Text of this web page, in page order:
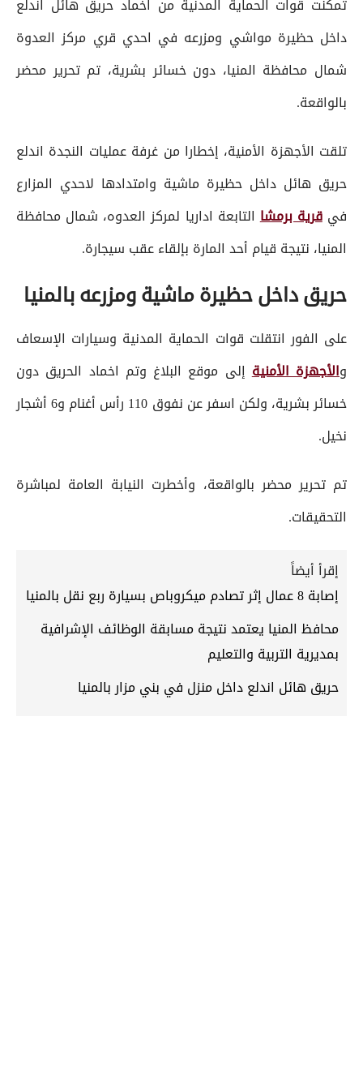
تمكنت قوات الحماية المدنية من اخماد حريق هائل اندلع
داخل حظيرة مواشي ومزرعه في احدي قري مركز العدوة
شمال محافظة المنيا، دون خسائر بشرية، تم تحرير محضر
بالواقعة.
تلقت الأجهزة الأمنية، إخطارا من غرفة عمليات النجدة اندلع
حريق هائل داخل حظيرة ماشية وامتدادها لاحدي المزارع
فيقرية برمشاالتابعة اداريا لمركز العدوه، شمال محافظة
المنيا، نتيجة قيام أحد المارة بإلقاء عقب سيجارة.
حريق داخل حظيرة ماشية ومزرعه بالمنيا
على الفور انتقلت قوات الحماية المدنية وسيارات الإسعاف
والأجهزة الأمنيةإلى موقع البلاغ وتم اخماد الحريق دون
خسائر بشرية، ولكن اسفر عن نفوق 110 رأس أغنام و6 أشجار
نخيل.
تم تحرير محضر بالواقعة، وأخطرت النيابة العامة لمباشرة
التحقيقات.
إقرأ أيضاً
إصابة 8 عمال إثر تصادم ميكروباص بسيارة ربع نقل بالمنيا
محافظ المنيا يعتمد نتيجة مسابقة الوظائف الإشرافية
بمديرية التربية والتعليم
حريق هائل اندلع داخل منزل في بني مزار بالمنيا